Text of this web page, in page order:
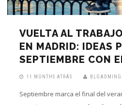
VUELTA AL
EN MADRID: IDEAS
SEPTIEMBRE CON
11 MONTHS ATRÁS
Septiembre marca el final del